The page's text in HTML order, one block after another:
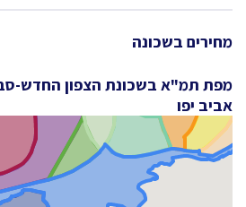
מחירים בשכונה
מפת תמ"א בשכונת הצפון החדש-
אביב יפו